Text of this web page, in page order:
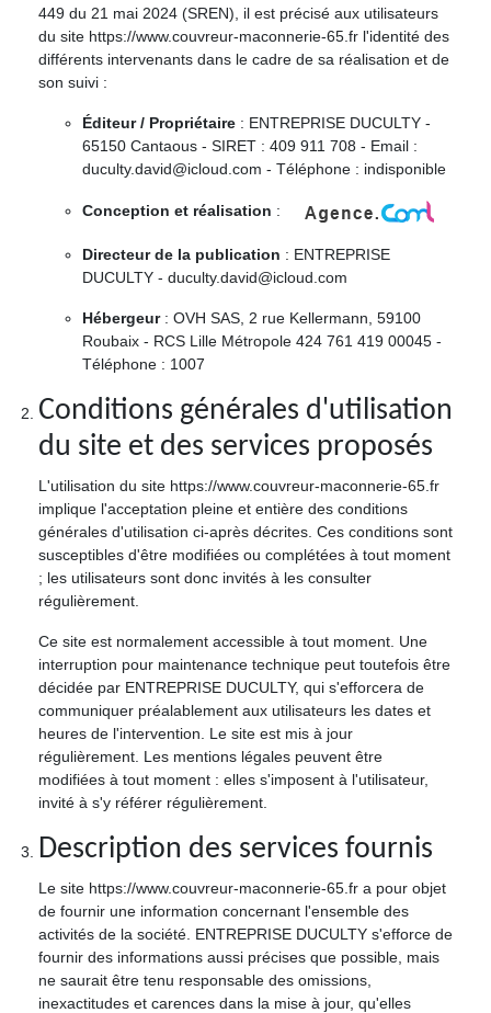
449 du 21 mai 2024 (SREN), il est précisé aux utilisateurs
du site https://www.couvreur-maconnerie-65.fr l'identité des
différents intervenants dans le cadre de sa réalisation et de
son suivi :
Éditeur / Propriétaire : ENTREPRISE DUCULTY -
65150 Cantaous - SIRET : 409 911 708 - Email :
duculty.david@icloud.com - Téléphone : indisponible
Conception et réalisation :
Directeur de la publication : ENTREPRISE
DUCULTY - duculty.david@icloud.com
Hébergeur: OVH SAS, 2 rue Kellermann, 59100
Roubaix - RCS Lille Métropole 424 761 419 00045 -
Téléphone : 1007
Conditions générales d'utilisation
du site et des services proposés
L'utilisation du site https://www.couvreur-maconnerie-65.fr
implique l'acceptation pleine et entière des conditions
générales d'utilisation ci-après décrites. Ces conditions sont
susceptibles d'être modifiées ou complétées à tout moment
; les utilisateurs sont donc invités à les consulter
régulièrement.
Ce site est normalement accessible à tout moment. Une
interruption pour maintenance technique peut toutefois être
décidée par ENTREPRISE DUCULTY, qui s'efforcera de
communiquer préalablement aux utilisateurs les dates et
heures de l'intervention. Le site est mis à jour
régulièrement. Les mentions légales peuvent être
modifiées à tout moment : elles s'imposent à l'utilisateur,
invité à s'y référer régulièrement.
Description des services fournis
Le site https://www.couvreur-maconnerie-65.fr a pour objet
de fournir une information concernant l'ensemble des
activités de la société. ENTREPRISE DUCULTY s'efforce de
fournir des informations aussi précises que possible, mais
ne saurait être tenu responsable des omissions,
inexactitudes et carences dans la mise à jour, qu'elles